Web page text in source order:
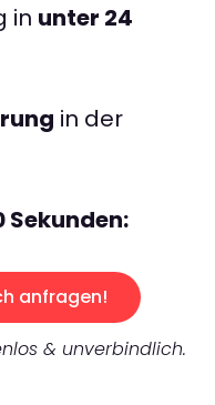
in unter 24
in der
Sekunden:
anfragen!
& unverbindlich.